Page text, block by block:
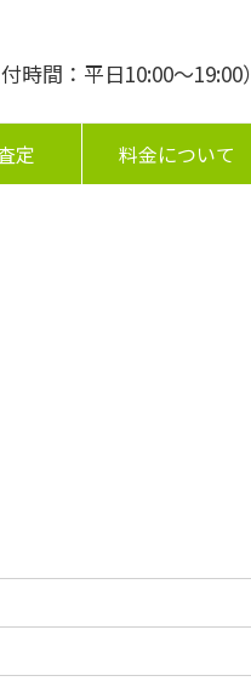
付時間：平日10:00〜19:00）
定 料金について